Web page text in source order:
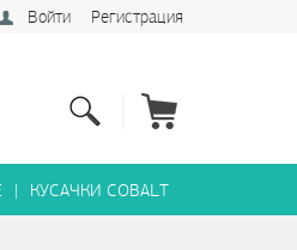
Войти Регистрация
| КУСАЧКИ COBALT